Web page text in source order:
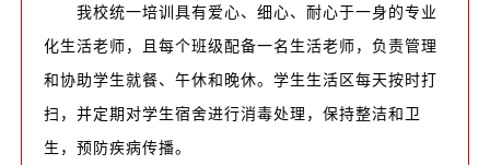
我校统一培训具有爱心、细心、耐心于一身的专业
化生活老师，且每个班级配备一名生活老师，负责管理
和协助学生就餐、午休和晚休。学生生活区每天按时打
扫，并定期对学生宿舍进行消毒处理，保持整洁和卫
生，预防疾病传播。